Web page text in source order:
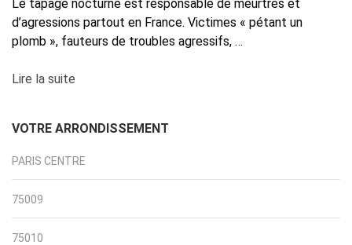
Le tapage nocturne est responsable de meurtres et
d’agressions partout en France. Victimes « pétant un
plomb », fauteurs de troubles agressifs, …
Lire la suite
VOTRE ARRONDISSEMENT
PARIS CENTRE
75009
75010